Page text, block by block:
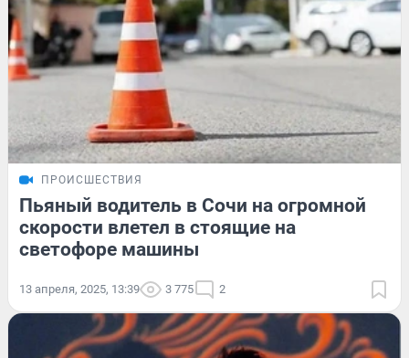
ПРОИСШЕСТВИЯ
Пьяный водитель в Сочи на огромной
скорости влетел в стоящие на
светофоре машины
13 апреля, 2025, 13:39 3 775 2